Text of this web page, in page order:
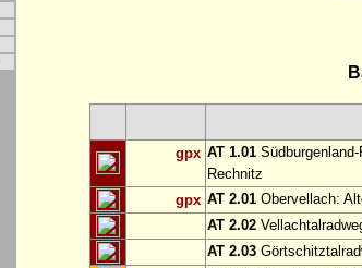
gpx AT 1.01
Rechnitz
gpx AT 2.01 Obervellach:
AT 2.02
AT 2.03